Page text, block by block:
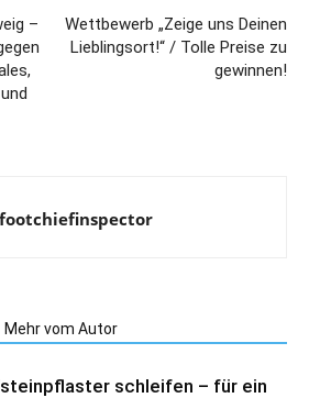
–
Wettbewerb „Zeige uns Deinen
Lieblingsort!“ / Tolle Preise zu
gewinnen!
Mehr vom Autor
schleifen – für ein